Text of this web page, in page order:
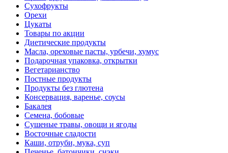
Сухофрукты
Орехи
Цукаты
Товары по акции
Диетические продукты
Масла, ореховые пасты, урбечи, хумус
Подарочная упаковка, открытки
Вегетарианство
Постные продукты
Продукты без глютена
Консервация, варенье, соусы
Бакалея
Семена, бобовые
Сушеные травы, овощи и ягоды
Восточные сладости
Каши, отруби, мука, суп